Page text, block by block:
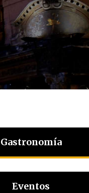
Gastronomía
Eventos